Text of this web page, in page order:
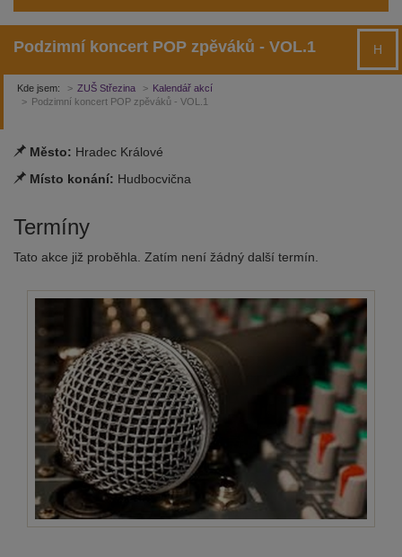
Podzimní koncert POP zpěváků - VOL.1 H
Kde jsem: ZUŠ Střezina
Kalendář akcí
Podzimní koncert POP zpěváků - VOL.1
Město: Hradec Králové
Místo konání: Hudbocvična
Termíny
Tato akce již proběhla. Zatím není žádný další termín.